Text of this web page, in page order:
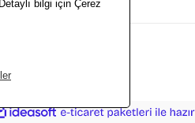
ideasoft
e-